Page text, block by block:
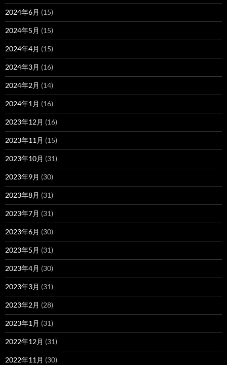
2024年6月 (15)
2024年5月 (15)
2024年4月 (15)
2024年3月 (16)
2024年2月 (14)
2024年1月 (16)
2023年12月 (16)
2023年11月 (15)
2023年10月 (31)
2023年9月 (30)
2023年8月 (31)
2023年7月 (31)
2023年6月 (30)
2023年5月 (31)
2023年4月 (30)
2023年3月 (31)
2023年2月 (28)
2023年1月 (31)
2022年12月 (31)
2022年11月 (30)